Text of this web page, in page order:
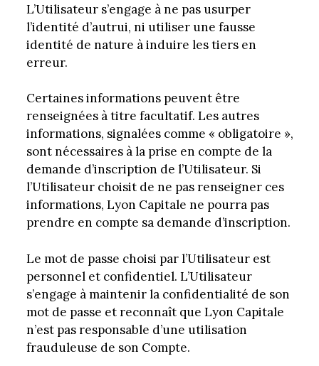
L’Utilisateur s’engage à ne pas usurper
l’identité d’autrui, ni utiliser une fausse
identité de nature à induire les tiers en
erreur.
Certaines informations peuvent être
renseignées à titre facultatif. Les autres
informations, signalées comme « obligatoire »,
sont nécessaires à la prise en compte de la
demande d’inscription de l’Utilisateur. Si
l’Utilisateur choisit de ne pas renseigner ces
informations, Lyon Capitale ne pourra pas
prendre en compte sa demande d’inscription.
Le mot de passe choisi par l’Utilisateur est
personnel et confidentiel. L’Utilisateur
s’engage à maintenir la confidentialité de son
mot de passe et reconnaît que Lyon Capitale
n’est pas responsable d’une utilisation
frauduleuse de son Compte.